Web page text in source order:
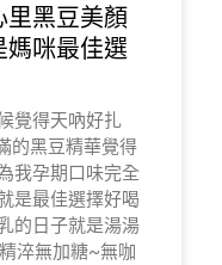
里黑豆美顏
媽咪最佳選
覺得天吶好扎
的黑豆精華覺得
我孕期口味完全
是最佳選擇好喝
的日子就是湯湯
淬無加糖~無咖